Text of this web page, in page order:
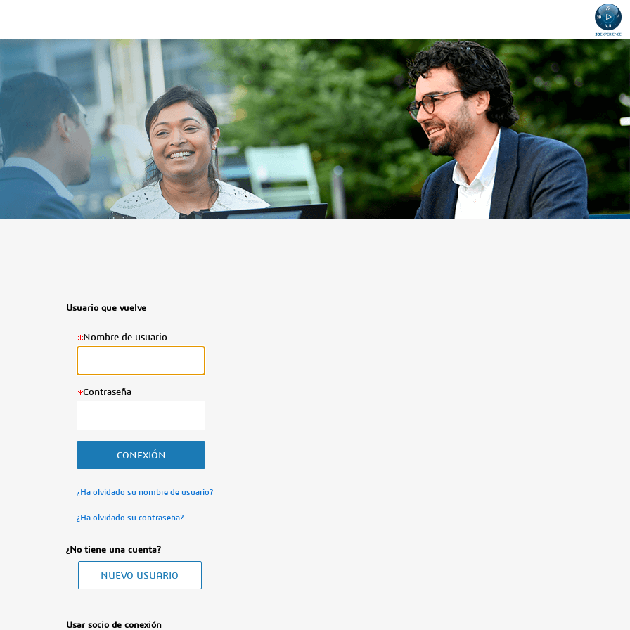
Usuario que vuelve
Nombre de usuario
.
Requerido
Contraseña
.
Requerido
¿Ha olvidado su nombre de usuario?
¿Ha olvidado su contraseña?
¿No tiene una cuenta?
Usar socio de conexión